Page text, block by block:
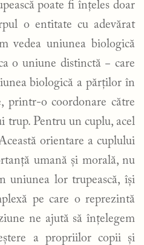
poate fi înțeles doar
o entitate cu adevărat
vedea uniunea biologică
o uniune distinctă − care
biologică a părților în
printr-o coordonare către
trup. Pentru un cuplu, acel
orientare a cuplului
umană și morală, nu
uniunea lor trupească, își
pe care o reprezintă
ne ajută să înțelegem
a propriilor copii și